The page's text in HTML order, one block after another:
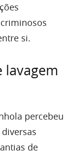
si.
lavagem
percebeu
de